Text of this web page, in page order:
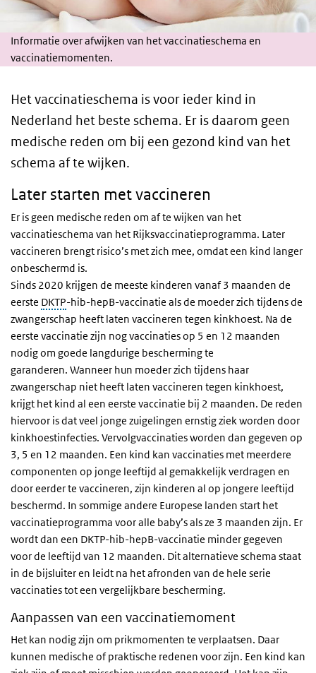
Informatie over afwijken van het vaccinatieschema en
vaccinatiemomenten.
Het vaccinatieschema is voor ieder kind in
Nederland het beste schema. Er is daarom geen
medische reden om bij een gezond kind van het
schema af te wijken.
Later starten met vaccineren
Er is geen medische reden om af te wijken van het
vaccinatieschema van het Rijksvaccinatieprogramma. Later
vaccineren brengt risico’s met zich mee, omdat een kind langer
onbeschermd is.
Sinds 2020 krijgen de meeste kinderen vanaf 3 maanden de
eerste DKTP-hib-hepB-vaccinatie als de moeder zich tijdens de
zwangerschap heeft laten vaccineren tegen kinkhoest. Na de
eerste vaccinatie zijn nog vaccinaties op 5 en 12 maanden
nodig om goede langdurige bescherming te
garanderen. Wanneer hun moeder zich tijdens haar
zwangerschap niet heeft laten vaccineren tegen kinkhoest,
krijgt het kind al een eerste vaccinatie bij 2 maanden. De reden
hiervoor is dat veel jonge zuigelingen ernstig ziek worden door
kinkhoestinfecties. Vervolgvaccinaties worden dan gegeven op
3, 5 en 12 maanden. Een kind kan vaccinaties met meerdere
componenten op jonge leeftijd al gemakkelijk verdragen en
door eerder te vaccineren, zijn kinderen al op jongere leeftijd
beschermd. In sommige andere Europese landen start het
vaccinatieprogramma voor alle baby’s als ze 3 maanden zijn. Er
wordt dan een DKTP-hib-hepB-vaccinatie minder gegeven
voor de leeftijd van 12 maanden. Dit alternatieve schema staat
in de bijsluiter en leidt na het afronden van de hele serie
vaccinaties tot een vergelijkbare bescherming.
Aanpassen van een vaccinatiemoment
Het kan nodig zijn om prikmomenten te verplaatsen. Daar
kunnen medische of praktische redenen voor zijn. Een kind kan